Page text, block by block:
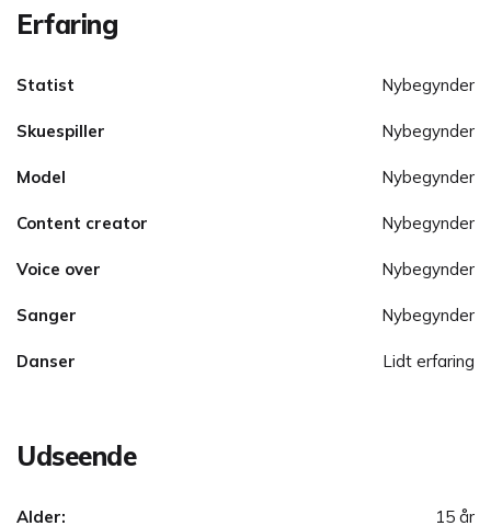
Erfaring
Statist Nybegynder
Skuespiller Nybegynder
Model Nybegynder
Content creator Nybegynder
Voice over Nybegynder
Sanger Nybegynder
Danser Lidt erfaring
Udseende
Alder: 15 år